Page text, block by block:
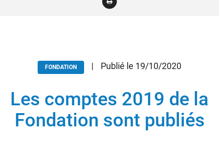
Nous soutenir
Donateurs
Legs
FONDATION | Publié le 19/10/2020
Les comptes 2019 de la
Fondation sont publiés